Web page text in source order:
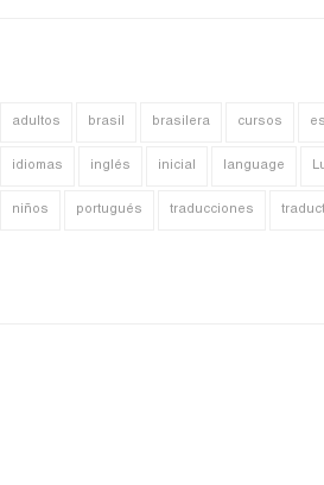
adultos brasil brasilera cursos
idiomas inglés inicial language
niños portugués traducciones